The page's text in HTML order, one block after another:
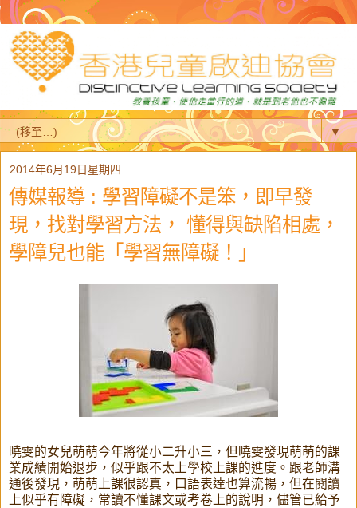
▼
2014年6月19日星期四
傳媒報導 : 學習障礙不是笨，即早發
現，找對學習方法， 懂得與缺陷相處，
學障兒也能「學習無障礙！」
曉雯的女兒萌萌今年將從小二升小三，但曉雯發現萌萌的課
業成績開始退步，似乎跟不太上學校上課的進度。跟老師溝
通後發現，萌萌上課很認真，口語表達也算流暢，但在閱讀
上似乎有障礙，常讀不懂課文或考卷上的說明，儘管已給予